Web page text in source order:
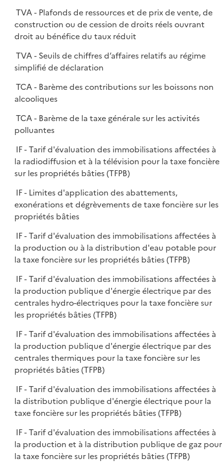
TVA - Plafonds de ressources et de prix de vente, de
construction ou de cession de droits réels ouvrant
droit au bénéfice du taux réduit
TVA - Seuils de chiffres d’affaires relatifs au régime
simplifié de déclaration
TCA - Barème des contributions sur les boissons non
alcooliques
TCA - Barème de la taxe générale sur les activités
polluantes
IF - Tarif d'évaluation des immobilisations affectées à
la radiodiffusion et à la télévision pour la taxe foncière
sur les propriétés bâties (TFPB)
IF - Limites d'application des abattements,
exonérations et dégrèvements de taxe foncière sur les
propriétés bâties
IF - Tarif d'évaluation des immobilisations affectées à
la production ou à la distribution d'eau potable pour
la taxe foncière sur les propriétés bâties (TFPB)
IF - Tarif d'évaluation des immobilisations affectées à
la production publique d'énergie électrique par des
centrales hydro-électriques pour la taxe foncière sur
les propriétés bâties (TFPB)
IF - Tarif d'évaluation des immobilisations affectées à
la production publique d'énergie électrique par des
centrales thermiques pour la taxe foncière sur les
propriétés bâties (TFPB)
IF - Tarif d'évaluation des immobilisations affectées à
la distribution publique d'énergie électrique pour la
taxe foncière sur les propriétés bâties (TFPB)
IF - Tarif d'évaluation des immobilisations affectées à
la production et à la distribution publique de gaz pour
la taxe foncière sur les propriétés bâties (TFPB)